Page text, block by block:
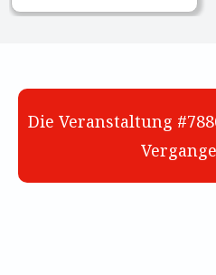
Die Veranstaltung